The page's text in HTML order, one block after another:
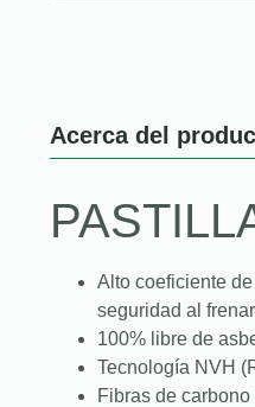
Acerca del
Alto coeficiente
seguridad al frenar
100% libre de
Tecnología NVH
Fibras de